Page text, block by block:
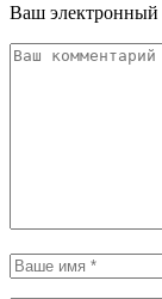
Ваш электронный